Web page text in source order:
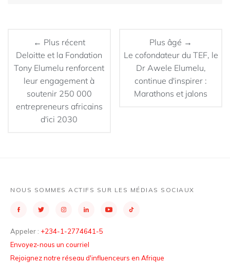
← Plus récent
Deloitte et la Fondation
Tony Elumelu renforcent
leur engagement à
soutenir 250 000
entrepreneurs africains
d'ici 2030
Plus âgé →
Le cofondateur du TEF, le
Dr Awele Elumelu,
continue d'inspirer :
Marathons et jalons
NOUS SOMMES ACTIFS SUR LES MÉDIAS SOCIAUX
Appeler : +234-1-2774641-5
Envoyez-nous un courriel
Rejoignez notre réseau d'influenceurs en Afrique